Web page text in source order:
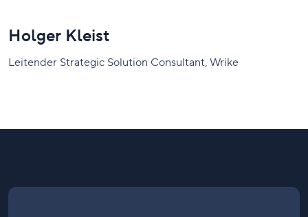
Holger Kleist
Leitender Strategic Solution Consultant, Wrike